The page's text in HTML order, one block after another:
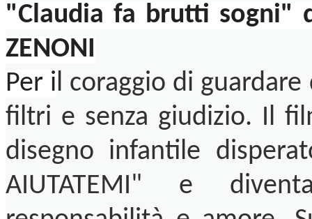
"Claudia fa brutti sogni"
ZENONI
Per il coraggio di
filtri e senza giudizio. Il
disegno infantile
AIUTATEMI" e